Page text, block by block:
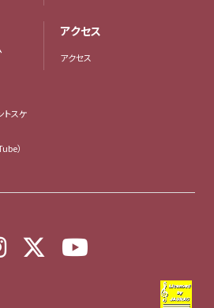
トスケ
）
アクセス
アクセス